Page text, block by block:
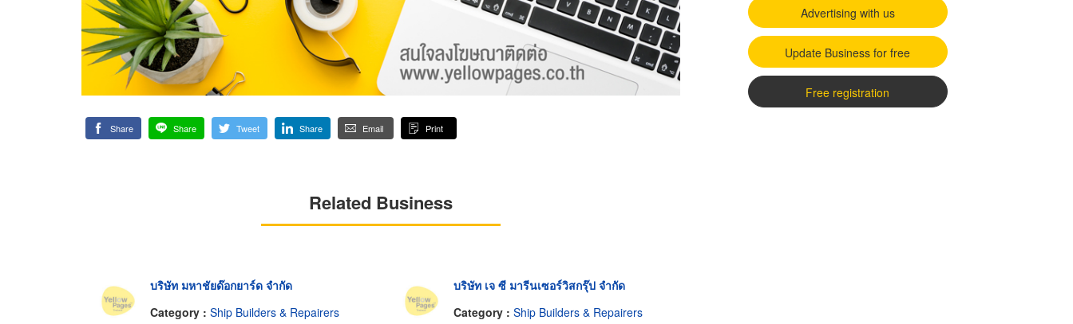
Share Share Tweet Share Email Print
Related Business
บริษัท มหาชัยด๊อกยาร์ด จำกัด
Category : Ship Builders & Repairers
บริษัท เจ ซี มารีนเซอร์วิสกรุ๊ป จำกัด
Category : Ship Builders & Repairers
Advertising with us
Update Business for free
Free registration